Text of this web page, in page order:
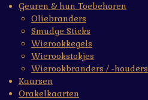
Geuren & hun Toebehoren
Oliebranders
Smudge Sticks
Wierookkegels
Wierookstokjes
Wierookbranders / -houders
Kaarsen
Orakelkaarten